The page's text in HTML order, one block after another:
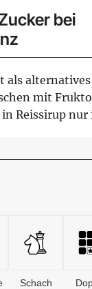
bei
als alternatives
mit
Reissirup nur
Schach